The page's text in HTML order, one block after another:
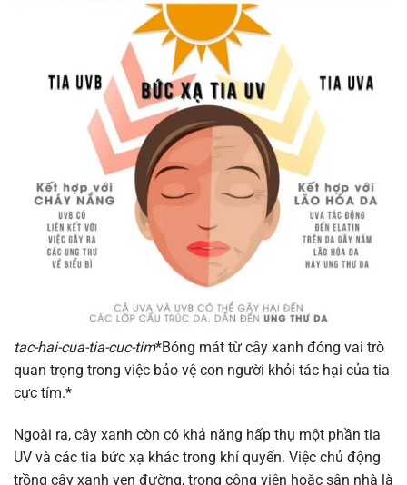
tac-hai-cua-tia-cuc-tim*Bóng mát từ cây xanh đóng vai trò
quan trọng trong việc bảo vệ con người khỏi tác hại của tia
cực tím.*
Ngoài ra, cây xanh còn có khả năng hấp thụ một phần tia
UV và các tia bức xạ khác trong khí quyển. Việc chủ động
trồng cây xanh ven đường, trong công viên hoặc sân nhà là